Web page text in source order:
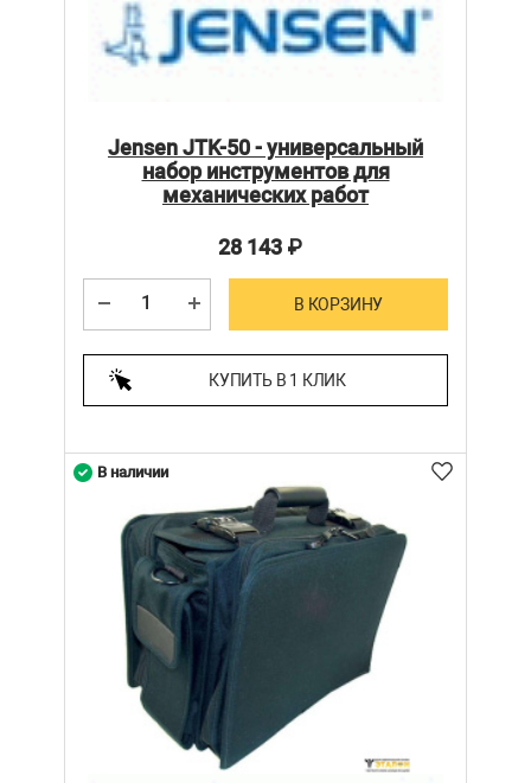
Jensen JTK-50 - универсальный
набор инструментов для
механических работ
28 143₽
В КОРЗИНУ
КУПИТЬ В 1 КЛИК
В наличии